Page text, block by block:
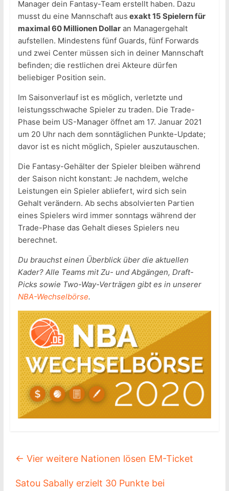
Manager dein Fantasy-Team erstellt haben. Dazu
musst du eine Mannschaft aus exakt 15 Spielern für
maximal 60 Millionen Dollaran Managergehalt
aufstellen. Mindestens fünf Guards, fünf Forwards
und zwei Center müssen sich in deiner Mannschaft
befinden; die restlichen drei Akteure dürfen
beliebiger Position sein.
Im Saisonverlauf ist es möglich, verletzte und
leistungsschwache Spieler zu traden. Die Trade-
Phase beim US-Manager öffnet am 17. Januar 2021
um 20 Uhr nach dem sonntäglichen Punkte-Update;
davor ist es nicht möglich, Spieler auszutauschen.
Die Fantasy-Gehälter der Spieler bleiben während
der Saison nicht konstant: Je nachdem, welche
Leistungen ein Spieler abliefert, wird sich sein
Gehalt verändern. Ab sechs absolvierten Partien
eines Spielers wird immer sonntags während der
Trade-Phase das Gehalt dieses Spielers neu
berechnet.
Du brauchst einen Überblick über die aktuellen
Kader? Alle Teams mit Zu- und Abgängen, Draft-
Picks sowie Two-Way-Verträgen gibt es in unserer
NBA-Wechselbörse.
← Vier weitere Nationen lösen EM-Ticket
Satou Sabally erzielt 30 Punkte bei